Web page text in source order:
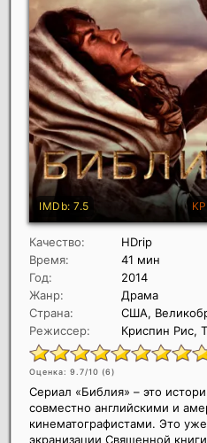
Качество:
HDrip
Время:
41 мин
Год:
2014
Жанр:
Драма
Страна:
США,
Режиссер:
Оценка: 9.7/10 (6)
Сериал «Библия» – это
совместно английскими и
кинематографистами. Это
экранизации Священной